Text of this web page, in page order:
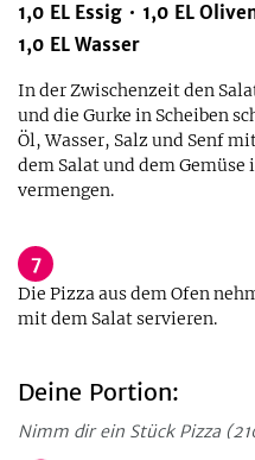
1,0 EL Essig 1,0 EL
1,0 EL Wasser
In der Zwischenzeit den
und die Gurke in Scheiben
Öl, Wasser, Salz und Senf
dem Salat und dem Gemüse
vermengen.
7
Die Pizza aus dem Ofen
mit dem Salat servieren.
Deine Portion:
Nimm dir ein Stück Pizza